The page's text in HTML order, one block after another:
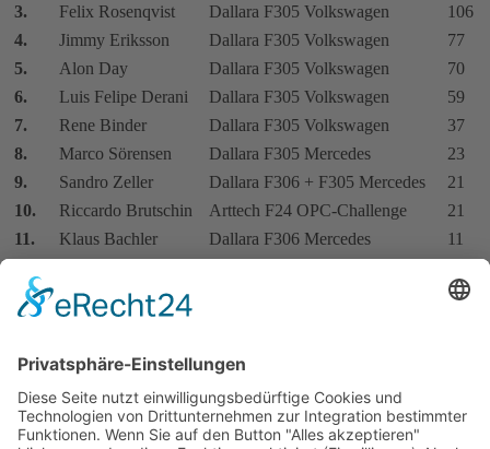
3.
Felix Rosenqvist Dallara F305 Volkswagen
106
4.
Jimmy Eriksson Dallara F305 Volkswagen
77
5.
Alon Day Dallara F305 Volkswagen
70
6.
Luis Felipe Derani Dallara F305 Volkswagen
59
7.
Rene Binder Dallara F305 Volkswagen
37
8.
Marco Sörensen Dallara F305 Mercedes
23
9.
Sandro Zeller Dallara F306 + F305 Mercedes
21
10.
Riccardo Brutschin Arttech F24 OPC-Challenge
21
11.
Klaus Bachler Dallara F306 Mercedes
11
13.
Daniel Aho
7
AvD Speed-Pokal
1.
Tom Dillmann Dallara F305 Volkswagen